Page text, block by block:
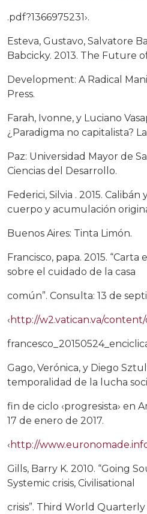
.pdf?1366975231›.
Esteva, Gustavo, Salvatore
Babcicky. 2013. The Future
Development: A Radical
Press.
Farah, Ivonne, y Luciano
¿Paradigma no capitalista? La
Paz: Universidad Mayor de
Ciencias del Desarrollo.
Federici, Silvia . 2015.
cuerpo y acumulación
Buenos Aires: Tinta Limón.
Francisco, papa. 2015.
sobre el cuidado de la casa
común”. Consulta: 13 de
‹ http://w2.vatican.va/content/dam/
Gago, Verónica, y Diego
temporalidad de la lucha
fin de ciclo ‹progresista› en
17 de enero de 2017.
‹ http://
Gills, Barry K. 2010. “Going
Systemic crisis, Civilisational
crisis”. Third World Quarterly